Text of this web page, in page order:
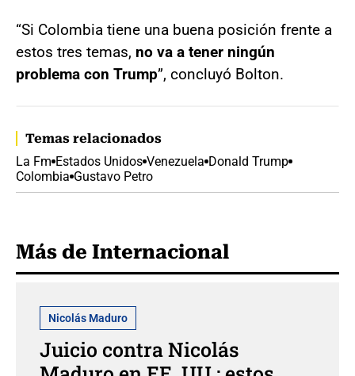
“Si Colombia tiene una buena posición frente a
estos tres temas, no va a tener ningún
problema con Trump”, concluyó Bolton.
Temas relacionados
La Fm Estados Unidos Venezuela Donald Trump
Colombia Gustavo Petro
Más de Internacional
Nicolás Maduro
Juicio contra Nicolás